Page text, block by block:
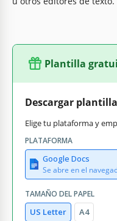
Plantilla
Descargar
Elige tu plataforma y
PLATAFORMA
Google Docs
Se abre en el
TAMAÑO DEL PAPEL
US Letter A4